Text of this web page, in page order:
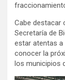
Cabe destacar
Secretaría de
estar atentas
conocer la
los municipios